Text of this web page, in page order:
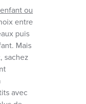
ou
entre
puis
Mais
sachez
avec